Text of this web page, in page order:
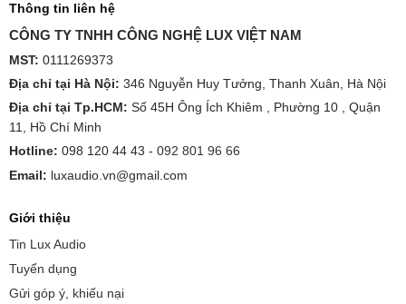
Thông tin liên hệ
CÔNG TY TNHH CÔNG NGHỆ LUX VIỆT NAM
MST: 0111269373
Địa chỉ tại Hà Nội: 346 Nguyễn Huy Tưởng, Thanh Xuân, Hà Nội
Địa chỉ tại Tp.HCM: Số 45H Ông Ích Khiêm , Phường 10 , Quận
11, Hồ Chí Minh
Hotline: 098 120 44 43 - 092 801 96 66
Email: luxaudio.vn@gmail.com
Giới thiệu
Tin Lux Audio
Tuyển dụng
Gửi góp ý, khiếu nại